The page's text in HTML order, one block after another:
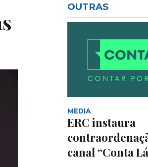
OUTRAS
MEDIA
ERC instaura
canal “Conta